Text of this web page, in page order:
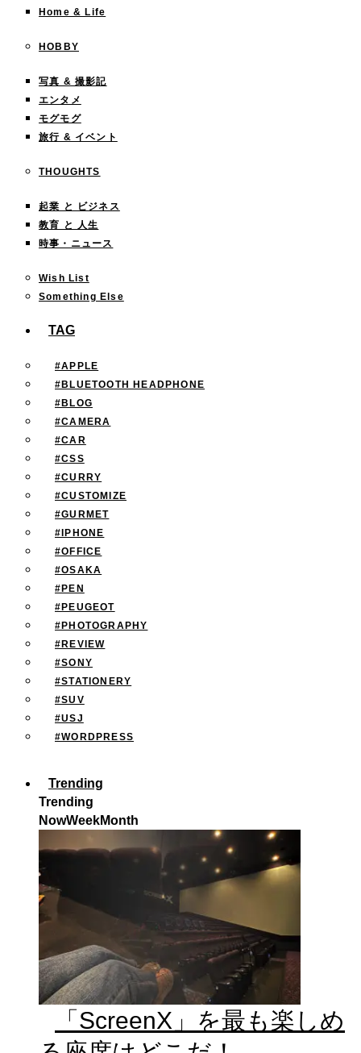
Home & Life
HOBBY
写真 & 撮影記
エンタメ
モグモグ
旅行 & イベント
THOUGHTS
起業 と ビジネス
教育 と 人生
時事・ニュース
Wish List
Something Else
TAG
#APPLE
#BLUETOOTH HEADPHONE
#BLOG
#CAMERA
#CAR
#CSS
#CURRY
#CUSTOMIZE
#GURMET
#IPHONE
#OFFICE
#OSAKA
#PEN
#PEUGEOT
#PHOTOGRAPHY
#REVIEW
#SONY
#STATIONERY
#SUV
#USJ
#WORDPRESS
Trending
Trending
NowWeekMonth
「ScreenX」を最も楽しめ